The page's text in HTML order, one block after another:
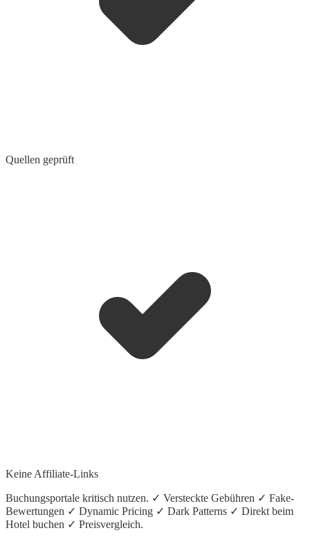
Quellen geprüft
Keine Affiliate-Links
Buchungsportale kritisch nutzen. ✓ Versteckte Gebühren ✓ Fake-
Bewertungen ✓ Dynamic Pricing ✓ Dark Patterns ✓ Direkt beim
Hotel buchen ✓ Preisvergleich.